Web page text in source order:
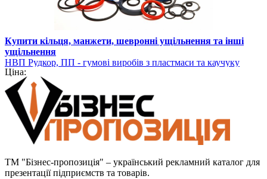
Купити кільця, манжети, шевронні ущільнення та інші
ущільнення
НВП Рудкор, ПП - гумові виробів з пластмаси та каучуку
Ціна:
ТМ "Бізнес-пропозиція" – український рекламний каталог для
презентації підприємств та товарів.